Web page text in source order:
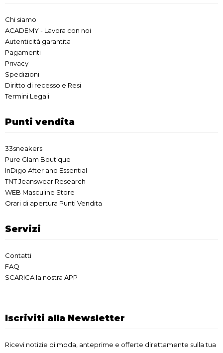
Chi siamo
ACADEMY - Lavora con noi
Autenticità garantita
Pagamenti
Privacy
Spedizioni
Diritto di recesso e Resi
Termini Legali
Punti vendita
33sneakers
Pure Glam Boutique
InDigo After and Essential
TNT Jeanswear Research
WEB Masculine Store
Orari di apertura Punti Vendita
Servizi
Contatti
FAQ
SCARICA la nostra APP
Iscriviti alla Newsletter
Ricevi notizie di moda, anteprime e offerte direttamente sulla tua